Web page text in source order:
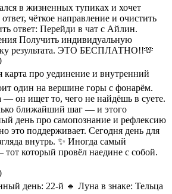
в жизненных тупиках и хочет
чёткое направление и очистить
ответ: Перейди в чат с Айлин.
Получить индивидуальную
результата. ЭТО БЕСПЛАТНО!!🫶
карта про уединение и внутренний
один на вершине горы с фонарём.
— он ищет то, чего не найдёшь в суете.
ближайший шаг — и этого
день про самопознание и рефлексию
это поддерживает. Сегодня день для
внутрь. ✨ Иногда самый
который провёл наедине с собой.
день: 22-й 🔹 Луна в знаке: Тельца